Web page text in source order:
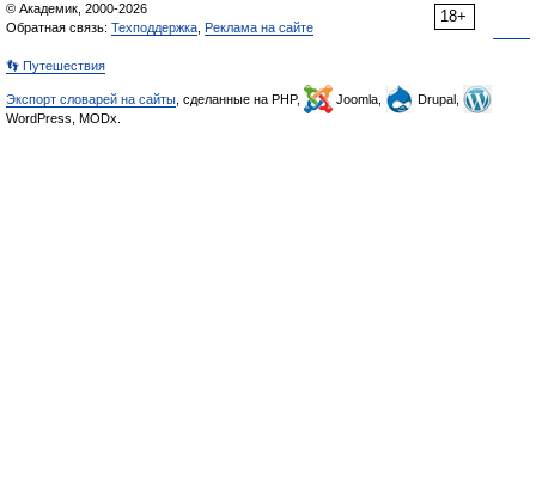
18+
© Академик, 2000-2026
Обратная связь: Техподдержка Реклама на сайте
👣 Путешествия
Экспорт словарей на сайты , сделанные на PHP, Joomla,
Drupal,
WordPress, MODx.